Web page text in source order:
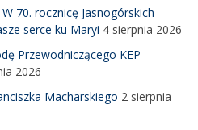
70. rocznicę Jasnogórskich
serce ku Maryi 4 sierpnia 2026
Przewodniczącego KEP
2026
Macharskiego 2 sierpnia